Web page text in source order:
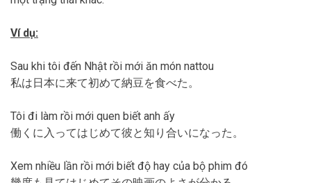
Ví dụ:
Sau khi tôi đến Nhật rồi mới ăn món nattou
私は日本に来て初めて納豆を食べた。
Tôi đi làm rồi mới quen biết anh ấy
働くに入ってはじめて彼と知り合いになった。
Xem nhiều lần rồi mới biết độ hay của bộ phim đó